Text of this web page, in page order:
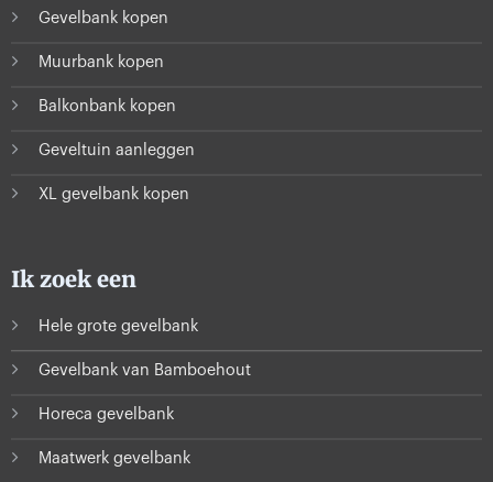
Gevelbank kopen
Muurbank kopen
Balkonbank kopen
Geveltuin aanleggen
XL gevelbank kopen
Ik zoek een
Hele grote gevelbank
Gevelbank van Bamboehout
Horeca gevelbank
Maatwerk gevelbank